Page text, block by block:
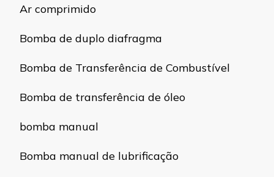
Ar comprimido
Bomba de duplo diafragma
Bomba de Transferência de Combustível
Bomba de transferência de óleo
bomba manual
Bomba manual de lubrificação